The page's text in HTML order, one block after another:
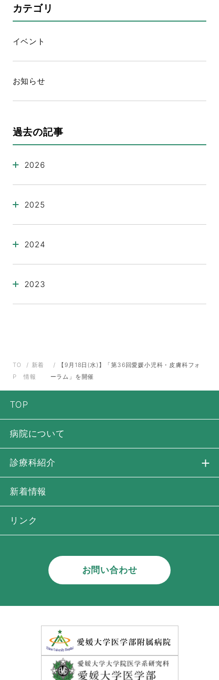
カテゴリ
イベント
お知らせ
過去の記事
2026
2025
2024
2023
TO
P
新着
情報
【9月18日(水)】「第36回愛媛小児科・皮膚科フォ
ーラム」を開催
TOP
病院について
診療科紹介
新着情報
リンク
お問い合わせ